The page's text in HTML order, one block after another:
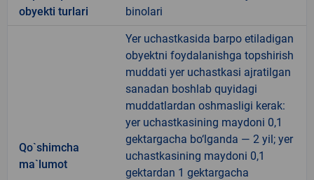
obyekti turlari
binolari
Qo`shimcha
ma`lumot
Yer uchastkasida barpo etiladigan
obyektni foydalanishga topshirish
muddati yer uchastkasi ajratilgan
sanadan boshlab quyidagi
muddatlardan oshmasligi kerak:
yer uchastkasining maydoni 0,1
gektargacha bo‘lganda — 2 yil; yer
uchastkasining maydoni 0,1
gektardan 1 gektargacha